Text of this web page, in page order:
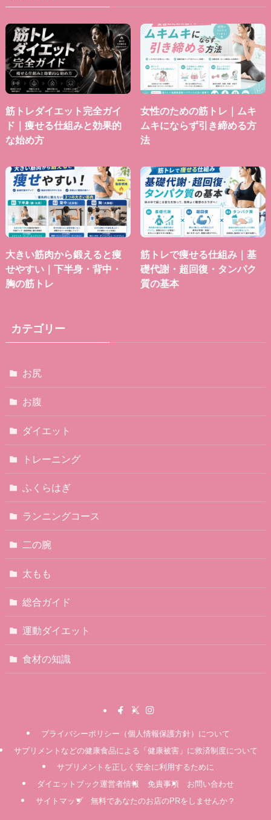
筋トレダイエット完全ガイ
ド｜痩せる仕組みと効果的
な始め方
女性のための筋トレ｜ムキ
ムキにならず引き締める方
法
大きい筋肉から鍛えると痩
せやすい｜下半身・背中・
胸の筋トレ
筋トレで痩せる仕組み｜基
礎代謝・超回復・タンパク
質の基本
カテゴリー
お尻
お腹
ダイエット
トレーニング
ふくらはぎ
ランニングコース
二の腕
太もも
総合ガイド
運動ダイエット
食材の知識
プライバシーポリシー（個人情報保護方針）について
サプリメントなどの健康食品による「健康被害」に救済制度について
サプリメントを正しく安全に利用するために
ダイエットブック運営者情報
免責事項
お問い合わせ
サイトマップ
無料であなたのお店のPRをしませんか？